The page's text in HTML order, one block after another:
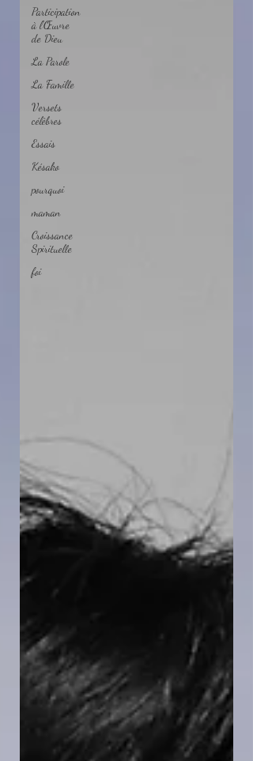
Participation
à l'Œuvre
de Dieu
La Parole
La Famille
Versets
célèbres
Essais
Késako
pourquoi
maman
Croissance
Spirituelle
foi